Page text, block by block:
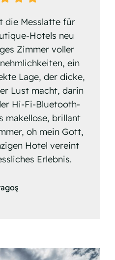
die Messlatte für
Hotels neu
Zimmer voller
ein
Lage, der dicke,
Lust macht, darin
Hi-Fi-Bluetooth-
makellose, brillant
oh mein Gott,
Hotel vereint
Erlebnis.